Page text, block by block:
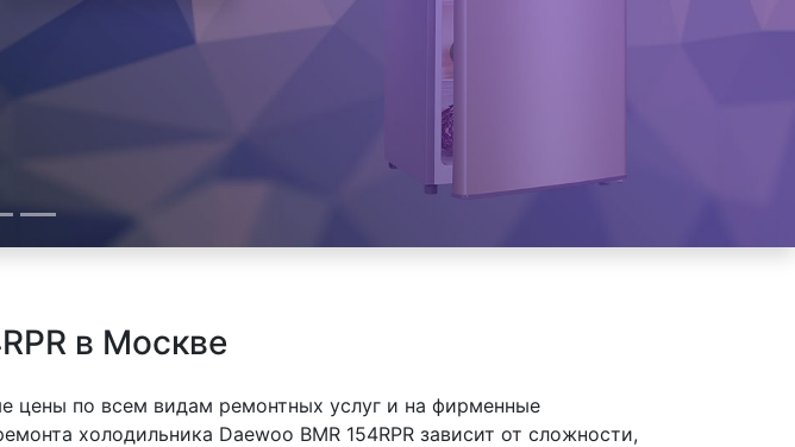
в Москве
цены по всем видам ремонтных услуг и на фирменные
холодильника Daewoo BMR 154RPR зависит от сложности,